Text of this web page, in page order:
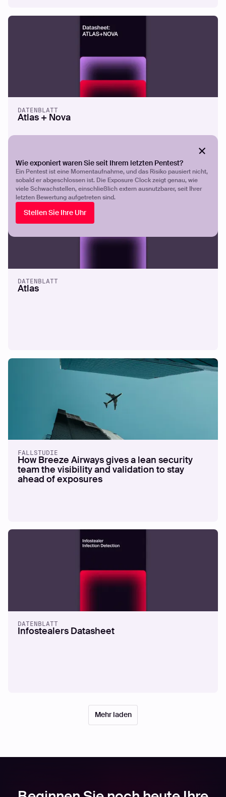
Wie exponiert waren Sie seit Ihrem letzten Pentest?
Ein Pentest ist eine Momentaufnahme, und das Risiko pausiert nicht,
sobald er abgeschlossen ist. Die Exposure Clock zeigt genau, wie
viele Schwachstellen, einschließlich extern ausnutzbarer, seit Ihrer
letzten Bewertung aufgetreten sind.
Stellen Sie Ihre Uhr
Beyond the Perimeter: Implementing
Proactive Security with EASM
DATENBLATT
Atlas + Nova
DATENBLATT
Atlas
FALLSTUDIE
How Breeze Airways gives a lean security
team the visibility and validation to stay
ahead of exposures
DATENBLATT
Infostealers Datasheet
Mehr laden